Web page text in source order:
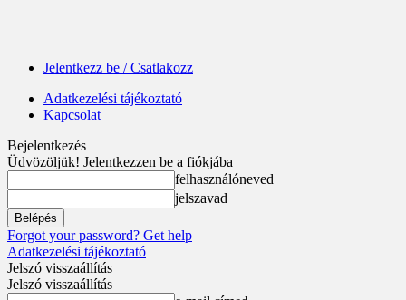
Jelentkezz be / Csatlakozz
Adatkezelési tájékoztató
Kapcsolat
Bejelentkezés
Üdvözöljük! Jelentkezzen be a fiókjába
felhasználóneved
jelszavad
Forgot your password? Get help
Adatkezelési tájékoztató
Jelszó visszaállítás
Jelszó visszaállítás